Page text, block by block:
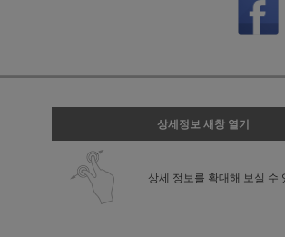
상세정보 새창 열기
상세 정보를 확대해 보실 수